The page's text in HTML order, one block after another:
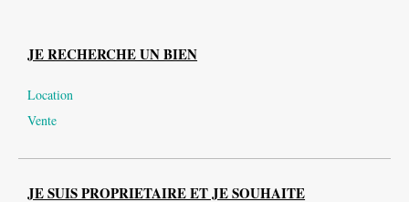
JE RECHERCHE UN BIEN
Location
Vente
JE SUIS PROPRIETAIRE ET JE SOUHAITE